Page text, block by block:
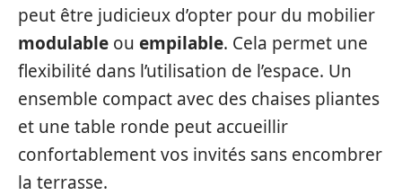
peut être judicieux d’opter pour du mobilier
modulable ou empilable. Cela permet une
flexibilité dans l’utilisation de l’espace. Un
ensemble compact avec des chaises pliantes
et une table ronde peut accueillir
confortablement vos invités sans encombrer
la terrasse.